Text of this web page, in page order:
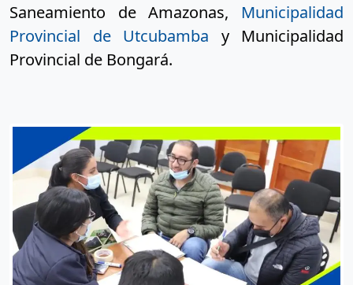
Saneamiento de Amazonas, Municipalidad
Provincial de Utcubamba y Municipalidad
Provincial de Bongará.